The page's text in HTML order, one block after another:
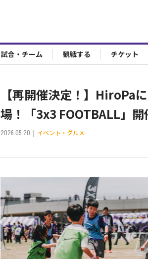
試合・チーム 観戦する チケット
【再開催決定！】HiroPa
場！「3x3 FOOTBALL」
2026.05.20 イベント・グルメ